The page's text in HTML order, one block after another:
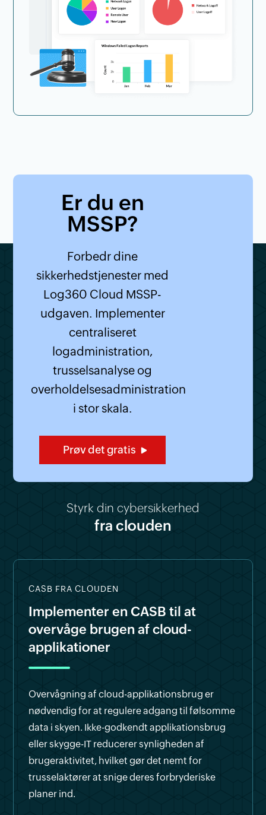
Er du en
MSSP?
Forbedr dine
sikkerhedstjenester med
Log360 Cloud MSSP-
udgaven. Implementer
centraliseret
logadministration,
trusselsanalyse og
overholdelsesadministration
i stor skala.
Prøv det gratis
Styrk din cybersikkerhed
fra clouden
CASB FRA CLOUDEN
Implementer en CASB til at
overvåge brugen af cloud-
applikationer
Overvågning af cloud-applikationsbrug er
nødvendig for at regulere adgang til følsomme
data i skyen. Ikke-godkendt applikationsbrug
eller skygge-IT reducerer synligheden af
brugeraktivitet, hvilket gør det nemt for
trusselaktører at snige deres forbryderiske
planer ind.